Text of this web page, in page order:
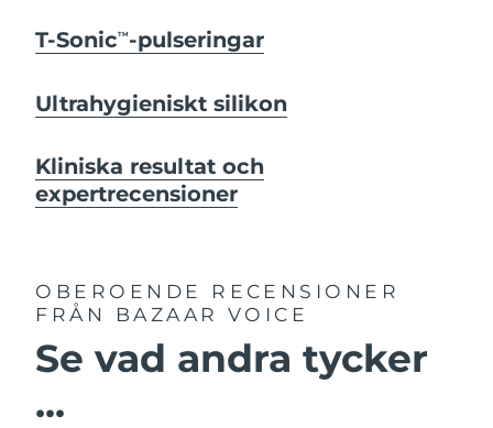
T-SonicTM -pulseringar
Ultrahygieniskt silikon
Kliniska resultat och
expertrecensioner
OBEROENDE RECENSIONER
FRÅN BAZAAR VOICE
Se vad andra tycker
...